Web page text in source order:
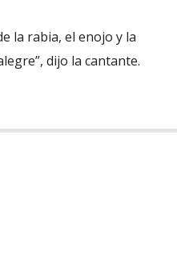
la rabia, el enojo y la
dijo la cantante.